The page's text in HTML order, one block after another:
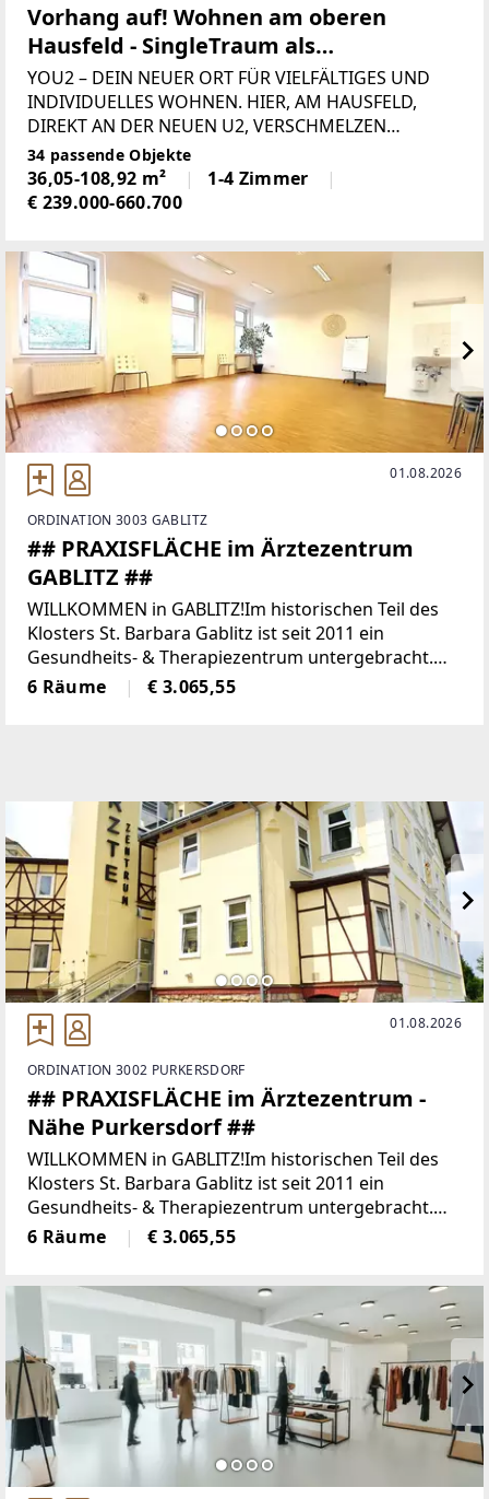
Vorhang auf! Wohnen am oberen
Hausfeld - SingleTraum als
Startwohnung (T2.01)
YOU2 – DEIN NEUER ORT FÜR VIELFÄLTIGES UND
INDIVIDUELLES WOHNEN. HIER, AM HAUSFELD,
DIREKT AN DER NEUEN U2, VERSCHMELZEN
DIE VORZÜGE DER METROPOLE MIT DER WEITE DES
UMLANDS ZU EINEM EINZIGARTIGEN
LEBENSGEFÜHL. Inmitten
34 passende Objekte
36,05-108,92 m²
1-4 Zimmer
€ 239.000-660.700
01.08.2026
ORDINATION 3003 GABLITZ
## PRAXISFLÄCHE im Ärztezentrum
GABLITZ ##
WILLKOMMEN in GABLITZ!Im historischen Teil des
Klosters St. Barbara Gablitz ist seit 2011 ein
Gesundheits- & Therapiezentrum untergebracht.
Zahlreiche Praxen von FachärztInnen und
TherapeutInnen sind dort mittlerweile beherbergt.
6 Räume € 3.065,55
01.08.2026
ORDINATION 3002 PURKERSDORF
## PRAXISFLÄCHE im Ärztezentrum -
Nähe Purkersdorf ##
WILLKOMMEN in GABLITZ!Im historischen Teil des
Klosters St. Barbara Gablitz ist seit 2011 ein
Gesundheits- & Therapiezentrum untergebracht.
Zahlreiche Praxen von FachärztInnen und
TherapeutInnen sind dort mittlerweile beherbergt.
6 Räume € 3.065,55